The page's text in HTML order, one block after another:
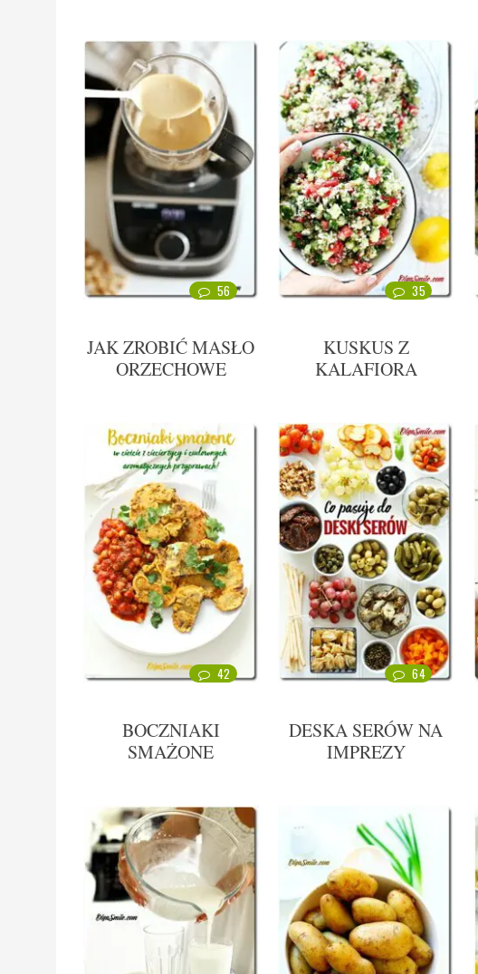
56
JAK ZROBIĆ MASŁO
ORZECHOWE
35
KUSKUS Z
KALAFIORA
42
BOCZNIAKI
SMAŻONE
64
DESKA SERÓW NA
IMPREZY